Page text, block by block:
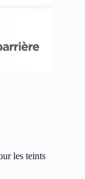
les teints